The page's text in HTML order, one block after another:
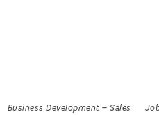
Business Development – Sales